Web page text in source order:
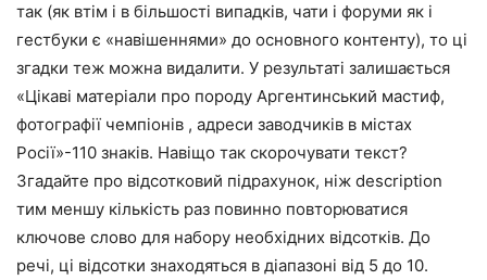
так (як втім і в більшості випадків, чати і форуми як і
гестбуки є «навішеннями» до основного контенту), то ці
згадки теж можна видалити. У результаті залишається
«Цікаві матеріали про породу Аргентинський мастиф,
фотографії чемпіонів , адреси заводчиків в містах
Росії»-110 знаків. Навіщо так скорочувати текст?
Згадайте про відсотковий підрахунок, ніж description
тим меншу кількість раз повинно повторюватися
ключове слово для набору необхідних відсотків. До
речі, ці відсотки знаходяться в діапазоні від 5 до 10.